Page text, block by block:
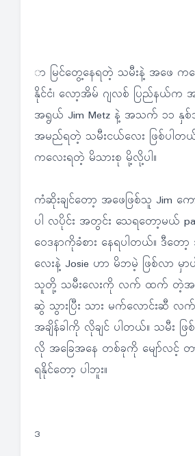
ာ မြင်တွေ့နေရတဲ့ သမီးနဲ့ အဖေ က
နိုင်ငံ၊ လော့အိမ် ဂျလစ် ပြည်နယ်က
အရွယ် Jim Metz နဲ့ အသက် ၁၁ နှ
အမည်ရတဲ့ သမီးငယ်လေး ဖြစ်ပါတ
ကလေးရတဲ့ မိသားစု မို့လို့ပါ။
ကံဆိုးချင်တော့ အဖေဖြစ်သူ Jim ကေ
ပါ လပိုင်း အတွင်း သေရတော့မယ်
ဝေဒနာကိုခံစား နေရပါတယ်။ ဒီ
လေးနဲ့ Josie ဟာ မိဘမဲ့ ဖြစ်လာ မှာ
သူတို့ သမီးလေးကို လက် ထက် တဲ့အ
ဆွဲ သွားပြီး သား မက်လောင်းဆီ
အချိန်ခါကို လိုချင် ပါတယ်။ သမီး
လို အခြေအနေ တစ်ခုကို မျော်လင့် တ
ရနိုင်တော့ ပါဘူး။
ဒ